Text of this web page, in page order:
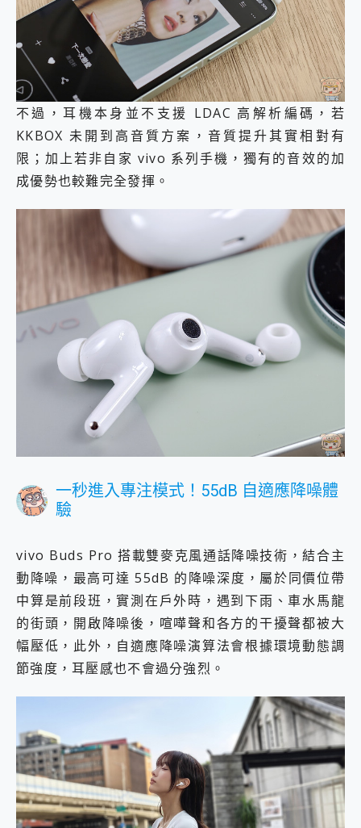
不過，耳機本身並不支援 LDAC 高解析編碼，若
KKBOX 未開到高音質方案，音質提升其實相對有
限；加上若非自家 vivo 系列手機，獨有的音效的加
成優勢也較難完全發揮。
一秒進入專注模式！55dB 自適應降噪體
驗
vivo Buds Pro 搭載雙麥克風通話降噪技術，結合主
動降噪，最高可達 55dB 的降噪深度，屬於同價位帶
中算是前段班，實測在戶外時，遇到下雨、車水馬龍
的街頭，開啟降噪後，喧嘩聲和各方的干擾聲都被大
幅壓低，此外，自適應降噪演算法會根據環境動態調
節強度，耳壓感也不會過分強烈。